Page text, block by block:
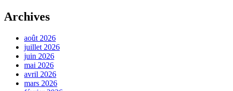
Archives
août 2026
juillet 2026
juin 2026
mai 2026
avril 2026
mars 2026